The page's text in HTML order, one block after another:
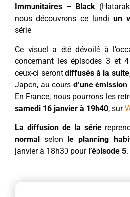
Immunitaires – Black
nous découvrons ce lundi un
série.
Ce visuel a été dévoilé à
concernant les épisodes 3 et
ceux-ci serontdiffusés à la suite
Japon, au cours d’une
En France, nous pourrons les
samedi 16 janvier à 19h40, sur
La diffusion de la série
normal selon le planning
janvier à 18h30 pour l’épisode 5.